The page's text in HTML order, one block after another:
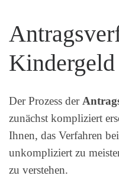
Kindergeld
Der Prozess der
zunächst kompliziert
Ihnen, das Verfahren
unkompliziert zu
zu verstehen.